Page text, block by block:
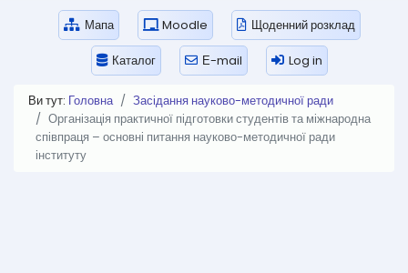
Мапа Moodle Щоденний розклад
Каталог Е-mail Log in
Ви тут: Головна
Засідання науково-методичної ради
Організація практичної підготовки студентів та міжнародна
співпраця – основні питання науково-методичної ради
інституту